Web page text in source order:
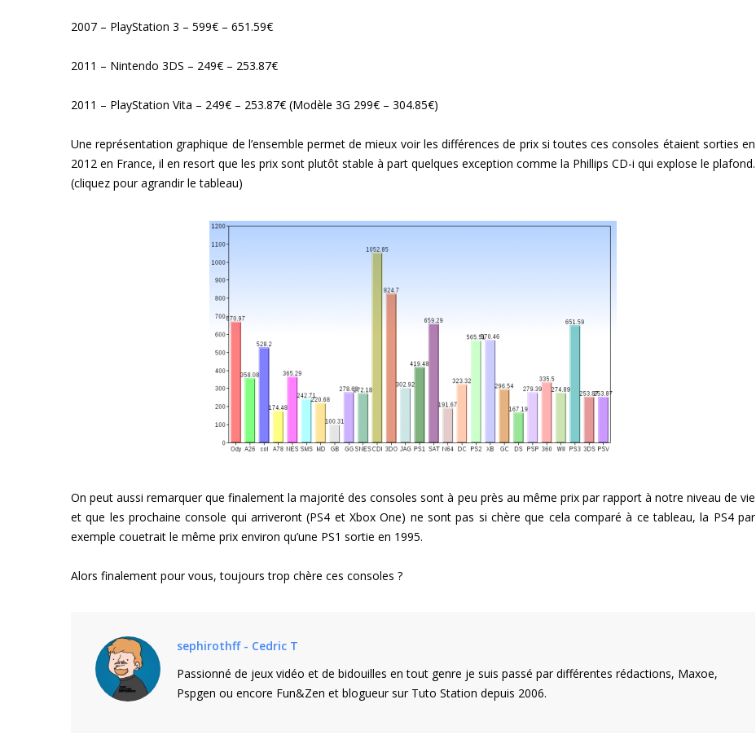
2007 – PlayStation 3 – 599€ – 651.59€
2011 – Nintendo 3DS – 249€ – 253.87€
2011 – PlayStation Vita – 249€ – 253.87€ (Modèle 3G 299€ – 304.85€)
Une représentation graphique de l’ensemble permet de mieux voir les différences de prix si toutes ces consoles étaient sorties en
2012 en France, il en resort que les prix sont plutôt stable à part quelques exception comme la Phillips CD-i qui explose le plafond.
(cliquez pour agrandir le tableau)
On peut aussi remarquer que finalement la majorité des consoles sont à peu près au même prix par rapport à notre niveau de vie
et que les prochaine console qui arriveront (PS4 et Xbox One) ne sont pas si chère que cela comparé à ce tableau, la PS4 par
exemple couetrait le même prix environ qu’une PS1 sortie en 1995.
Alors finalement pour vous, toujours trop chère ces consoles ?
sephirothff - Cedric T
Passionné de jeux vidéo et de bidouilles en tout genre je suis passé par différentes rédactions, Maxoe,
Pspgen ou encore Fun&Zen et blogueur sur Tuto Station depuis 2006.